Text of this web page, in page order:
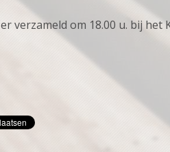
verzameld om 18.00 u. bij